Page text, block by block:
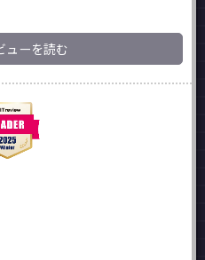
ューを読む